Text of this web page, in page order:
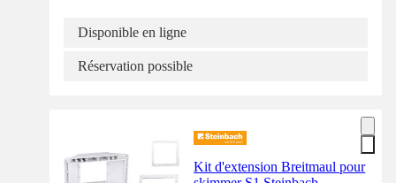
Disponible en ligne
Réservation possible
Kit d'extension Breitmaul pour